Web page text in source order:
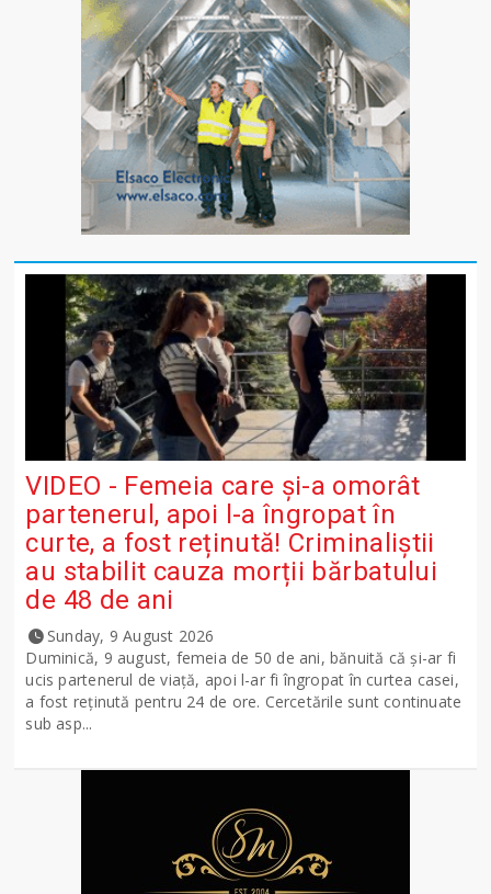
VIDEO - Femeia care și-a omorât
partenerul, apoi l-a îngropat în
curte, a fost reținută! Criminaliștii
au stabilit cauza morții bărbatului
de 48 de ani
Sunday, 9 August 2026
Duminică, 9 august, femeia de 50 de ani, bănuită că și-ar fi
ucis partenerul de viață, apoi l-ar fi îngropat în curtea casei,
a fost reținută pentru 24 de ore. Cercetările sunt continuate
sub asp...